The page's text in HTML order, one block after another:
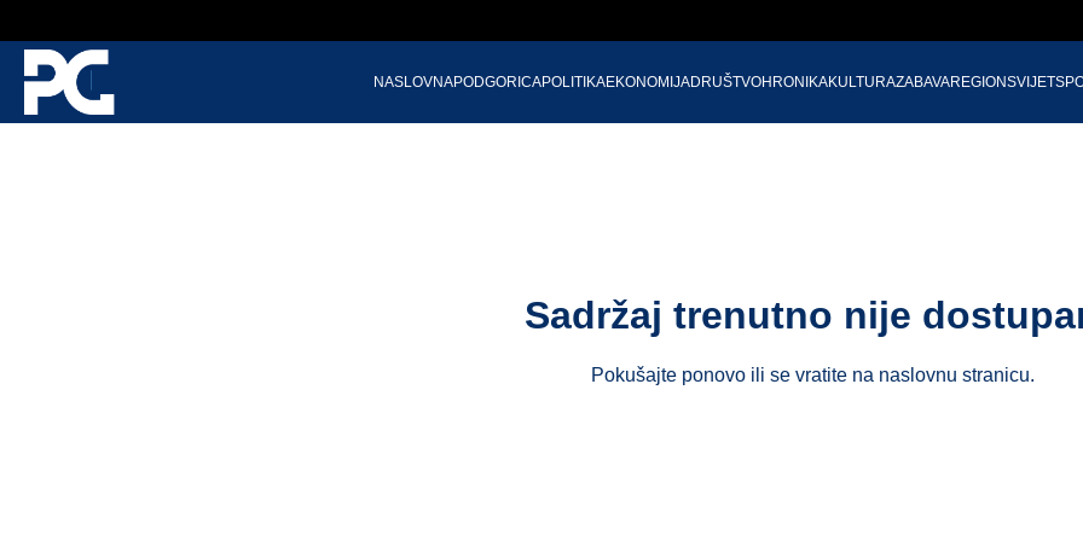
NASLOVNAPODGORICAPOLITIKAEKONOMIJADRUŠTVOHRONIKAKULTURAZABAVAREGIONSVIJET
Sadržaj trenutno nije
Pokušajte ponovo ili se vratite na naslovnu stranicu.